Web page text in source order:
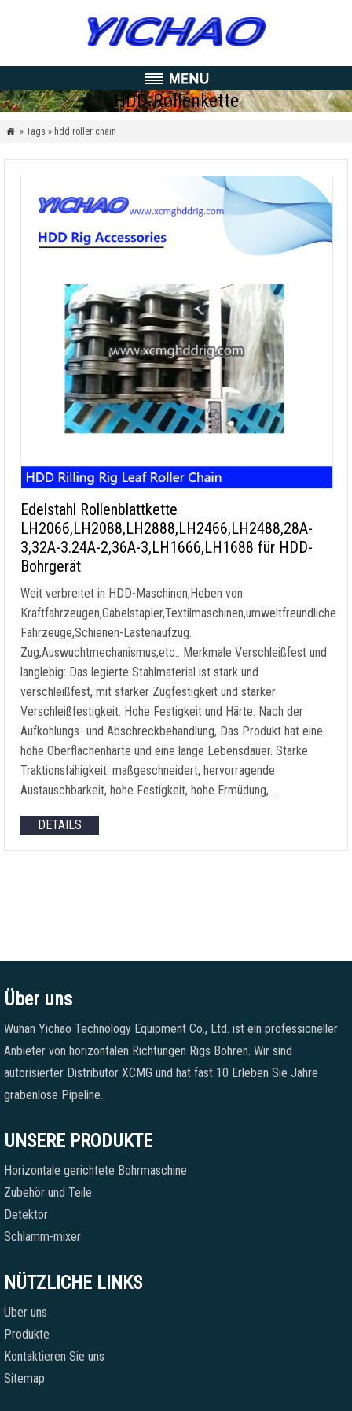
HDD-Rollenkette
 » Tags » hdd roller chain
Edelstahl Rollenblattkette
LH2066,LH2088,LH2888,LH2466,LH2488,28A-
3,32A-3.24A-2,36A-3,LH1666,LH1688 für HDD-
Bohrgerät
Weit verbreitet in HDD-Maschinen,Heben von
Kraftfahrzeugen,Gabelstapler,Textilmaschinen,umweltfreundliche
Fahrzeuge,Schienen-Lastenaufzug.
Zug,Auswuchtmechanismus,etc.. Merkmale Verschleißfest und
langlebig: Das legierte Stahlmaterial ist stark und
verschleißfest, mit starker Zugfestigkeit und starker
Verschleißfestigkeit. Hohe Festigkeit und Härte: Nach der
Aufkohlungs- und Abschreckbehandlung, Das Produkt hat eine
hohe Oberflächenhärte und eine lange Lebensdauer. Starke
Traktionsfähigkeit: maßgeschneidert, hervorragende
Austauschbarkeit, hohe Festigkeit, hohe Ermüdung, …
DETAILS
Über uns
Wuhan Yichao Technology Equipment Co., Ltd. ist ein professioneller
Anbieter von horizontalen Richtungen Rigs Bohren. Wir sind
autorisierter Distributor XCMG und hat fast 10 Erleben Sie Jahre
grabenlose Pipeline.
UNSERE PRODUKTE
Horizontale gerichtete Bohrmaschine
Zubehör und Teile
Detektor
Schlamm-mixer
NÜTZLICHE LINKS
Über uns
Produkte
Kontaktieren Sie uns
Sitemap